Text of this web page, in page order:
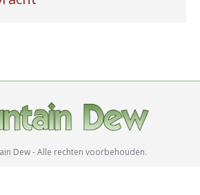
Dew - Alle rechten voorbehouden.